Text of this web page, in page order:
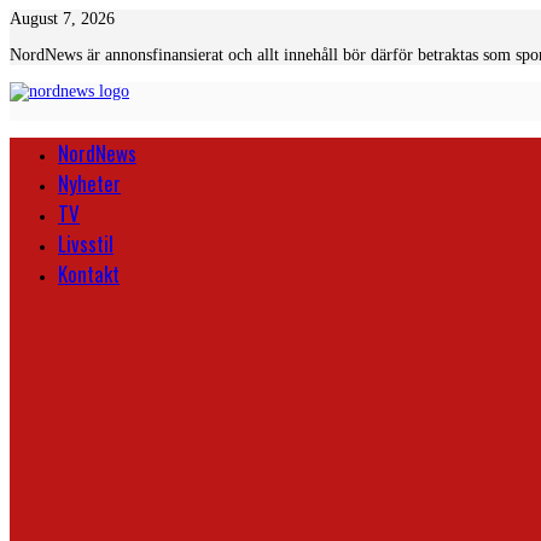
Skip
content
August 7, 2026
NordNews är annonsfinansierat och allt innehåll bör därför betraktas som
NordNews
Nyheter
TV
Livsstil
Kontakt